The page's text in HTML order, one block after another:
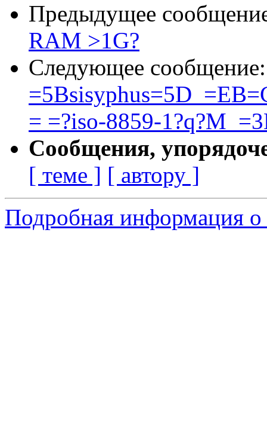
Предыдущее
RAM >1G?
Следующее
= =?iso-8859-
Сообщения,
[ теме ] [ автору ]
Подробная информация о